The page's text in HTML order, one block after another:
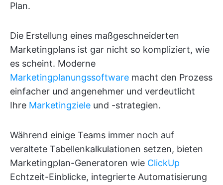
Plan.
Die Erstellung eines maßgeschneiderten
Marketingplans ist gar nicht so kompliziert, wie
es scheint. Moderne
Marketingplanungssoftware macht den Prozess
einfacher und angenehmer und verdeutlicht
Ihre Marketingziele und -strategien.
Während einige Teams immer noch auf
veraltete Tabellenkalkulationen setzen, bieten
Marketingplan-Generatoren wie ClickUp
Echtzeit-Einblicke, integrierte Automatisierung